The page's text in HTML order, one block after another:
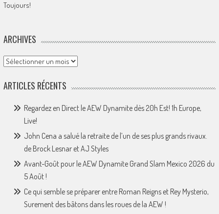
Toujours!
ARCHIVES
Archives
ARTICLES RÉCENTS
Regardez en Direct le AEW Dynamite dès 20h Est! 1h Europe,
Live!
John Cena a salué la retraite de l’un de ses plus grands rivaux.
de Brock Lesnar et AJ Styles
Avant-Goût pour le AEW Dynamite Grand Slam Mexico 2026 du
5 Août !
Ce qui semble se préparer entre Roman Reigns et Rey Mysterio,
Surement des bâtons dans les roues de la AEW !